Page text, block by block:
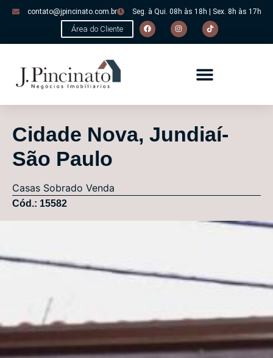
contato@jpincinato.com.br Seg. à Qui. 08h às 18h | Sex. 8h às 17h
Área do Cliente
Cidade Nova, Jundiaí-
São Paulo
Casas Sobrado Venda
Cód.: 15582